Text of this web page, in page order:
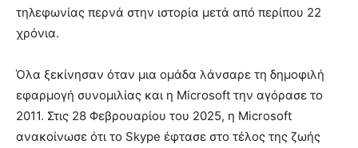
τηλεφωνίας περνά στην ιστορία μετά από περίπου 22
χρόνια.
Όλα ξεκίνησαν όταν μια ομάδα λάνσαρε τη δημοφιλή
εφαρμογή συνομιλίας και η Microsoft την αγόρασε το
2011. Στις 28 Φεβρουαρίου του 2025, η Microsoft
ανακοίνωσε ότι το Skype έφτασε στο τέλος της ζωής